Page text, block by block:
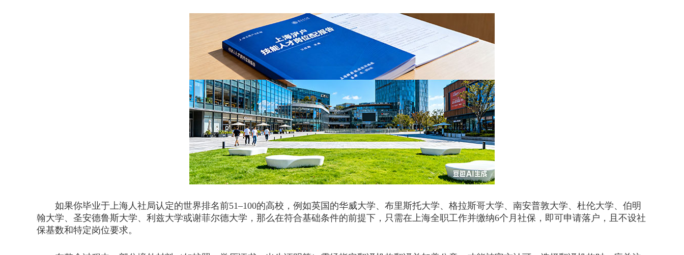
如果你毕业于上海人社局认定的世界排名前51–100的高校，例如英国的华威大学、布里斯托大学、格拉斯哥大学、南安普敦大学、杜伦大学、伯明
翰大学、圣安德鲁斯大学、利兹大学或谢菲尔德大学，那么在符合基础条件的前提下，只需在上海全职工作并缴纳6个月社保，即可申请落户，且不设社
保基数和特定岗位要求。